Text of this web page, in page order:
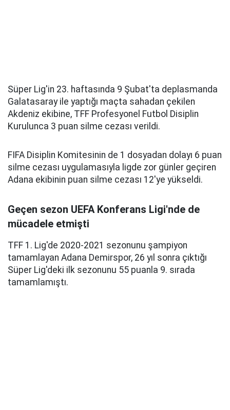
Süper Lig'in 23. haftasında 9 Şubat'ta deplasmanda
Galatasaray ile yaptığı maçta sahadan çekilen
Akdeniz ekibine, TFF Profesyonel Futbol Disiplin
Kurulunca 3 puan silme cezası verildi.
FIFA Disiplin Komitesinin de 1 dosyadan dolayı 6 puan
silme cezası uygulamasıyla ligde zor günler geçiren
Adana ekibinin puan silme cezası 12'ye yükseldi.
Geçen sezon UEFA Konferans Ligi'nde de
mücadele etmişti
TFF 1. Lig'de 2020-2021 sezonunu şampiyon
tamamlayan Adana Demirspor, 26 yıl sonra çıktığı
Süper Lig'deki ilk sezonunu 55 puanla 9. sırada
tamamlamıştı.